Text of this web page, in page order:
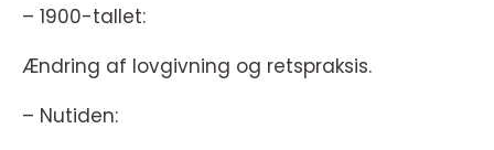
– 1900-tallet:
Ændring af lovgivning og retspraksis.
– Nutiden: